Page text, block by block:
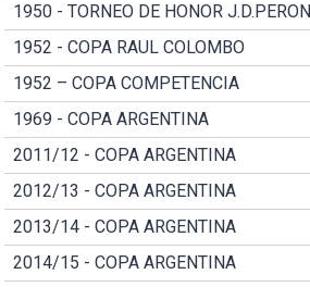
1950 - TORNEO DE HONOR J.D.PERON
1952 - COPA RAUL COLOMBO
1952 – COPA COMPETENCIA
1969 - COPA ARGENTINA
2011/12 - COPA ARGENTINA
2012/13 - COPA ARGENTINA
2013/14 - COPA ARGENTINA
2014/15 - COPA ARGENTINA